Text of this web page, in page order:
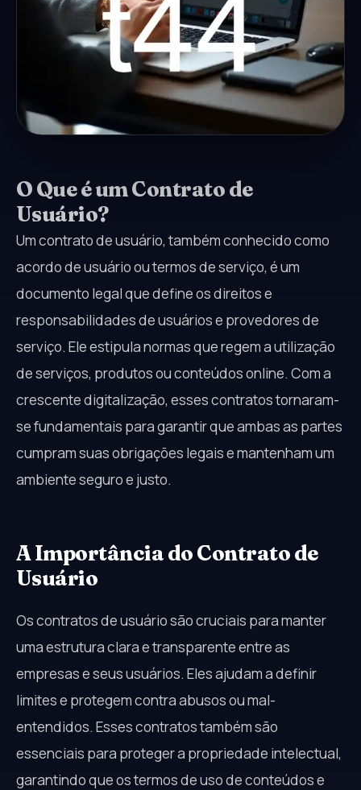
O Que é um Contrato de
Usuário?
Um contrato de usuário, também conhecido como
acordo de usuário ou termos de serviço, é um
documento legal que define os direitos e
responsabilidades de usuários e provedores de
serviço. Ele estipula normas que regem a utilização
de serviços, produtos ou conteúdos online. Com a
crescente digitalização, esses contratos tornaram-
se fundamentais para garantir que ambas as partes
cumpram suas obrigações legais e mantenham um
ambiente seguro e justo.
A Importância do Contrato de
Usuário
Os contratos de usuário são cruciais para manter
uma estrutura clara e transparente entre as
empresas e seus usuários. Eles ajudam a definir
limites e protegem contra abusos ou mal-
entendidos. Esses contratos também são
essenciais para proteger a propriedade intelectual,
garantindo que os termos de uso de conteúdos e